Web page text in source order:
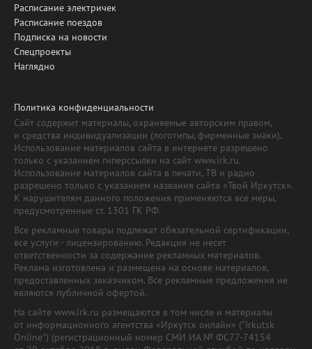
Расписание электричек
Расписание поездов
Подписка на новости
Спецпроекты
Наглядно
Политика конфиденциальности
Сайт содержит материалы, охраняемые авторским правом,
и средства индивидуализации (логотипы, фирменные знаки).
Использование материалов сайта в интернете разрешено
только с указанием гиперссылки на сайт www.irk.ru.
Использование материалов сайта в печати, ТВ и радио
разрешено только с указанием названия сайта «Твой Иркутск».
К нарушителям данного положения применяются все меры,
предусмотренные ст. 1301 ГК РФ.
Все рекламные товары подлежат обязательной сертификации,
все услуги - лицензированию. Редакция не несет
ответственности за содержание рекламных материалов.
Реклама изготовлена и размещена на основе материалов,
предоставленных заказчиком. Все рекламные предложения не
являются публичной офертой.
На сайте www.irk.ru размещаются в том числе и материалы
от информационного агентства «Иркутск онлайн» ("Irkutsk
Online") (регистрационный номер СМИ ИА № ФС77-74154